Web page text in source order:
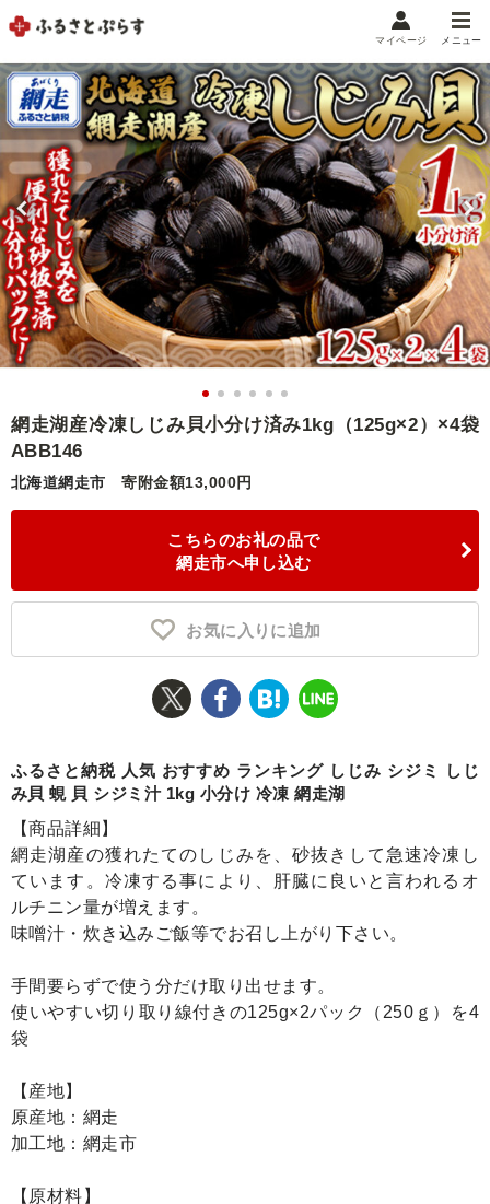
メニュー
マイメニュー
マイページ
お気に入り 閲覧履歴
メニュー
お礼の品から探す
お礼の品をカテゴリや金額で絞り込み
自治体から探す
ランキング
特集・おすすめ
マイページ
網走湖産冷凍しじみ貝小分け済み1kg（125g×2）×4袋
ABB146
北海道網走市 寄附金額13,000円
こちらのお礼の品で
網走市へ申し込む
お気に入りに追加
ふるさと納税 人気 おすすめ ランキング しじみ シジミ しじ
み貝 蜆 貝 シジミ汁 1kg 小分け 冷凍 網走湖
【商品詳細】
網走湖産の獲れたてのしじみを、砂抜きして急速冷凍し
ています。冷凍する事により、肝臓に良いと言われるオ
ルチニン量が増えます。
味噌汁・炊き込みご飯等でお召し上がり下さい。
手間要らずで使う分だけ取り出せます。
使いやすい切り取り線付きの125g×2パック（250ｇ）を4
袋
【産地】
原産地：網走
加工地：網走市
【原材料】